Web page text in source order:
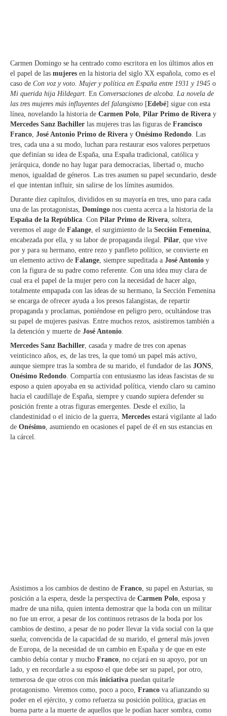
Carmen Domingo se ha centrado como escritora en los últimos años en
el papel de las mujeres en la historia del siglo XX española, como es el
caso de Con voz y voto. Mujer y política en España entre 1931 y 1945 o
Mi querida hija Hildegart. En Conversaciones de alcoba. La novela de
las tres mujeres más influyentes del falangismo [Edebé] sigue con esta
línea, novelando la historia de Carmen Polo, Pilar Primo de Rivera y
Mercedes Sanz Bachiller las mujeres tras las figuras de Francisco
Franco, José Antonio Primo de Rivera y Onésimo Redondo. Las
tres, cada una a su modo, luchan para restaurar esos valores perpetuos
que definían su idea de España, una España tradicional, católica y
jerárquica, donde no hay lugar para democracias, libertad o, mucho
menos, igualdad de géneros. Las tres asumen su papel secundario, desde
el que intentan influir, sin salirse de los límites asumidos.
Durante diez capítulos, divididos en su mayoría en tres, uno para cada
una de las protagonistas, Domingo nos cuenta acerca a la historia de la
España de la República. Con Pilar Primo de Rivera, soltera,
veremos el auge de Falange, el surgimiento de la Sección Femenina,
encabezada por ella, y su labor de propaganda ilegal. Pilar, que vive
por y para su hermano, entre rezo y panfleto político, se convierte en
un elemento activo de Falange, siempre supeditada a José Antonio y
con la figura de su padre como referente. Con una idea muy clara de
cual era el papel de la mujer pero con la necesidad de hacer algo,
totalmente empapada con las ideas de su hermano, la Sección Femenina
se encarga de ofrecer ayuda a los presos falangistas, de repartir
propaganda y proclamas, poniéndose en peligro pero, ocultándose tras
su papel de mujeres pasivas. Entre muchos rezos, asistiremos también a
la detención y muerte de José Antonio.
Mercedes Sanz Bachiller, casada y madre de tres con apenas
veinticinco años, es, de las tres, la que tomó un papel más activo,
aunque siempre tras la sombra de su marido, el fundador de las JONS,
Onésimo Redondo. Compartía con entusiasmo las ideas fascistas de su
esposo a quien apoyaba en su actividad política, viendo claro su camino
hacia el caudillaje de España, siempre y cuando supiera defender su
posición frente a otras figuras emergentes. Desde el exilio, la
clandestinidad o el inicio de la guerra, Mercedes estará vigilante al lado
de Onésimo, asumiendo en ocasiones el papel de él en sus estancias en
la cárcel.
Asistimos a los cambios de destino de Franco, su papel en Asturias, su
posición a la espera, desde la perspectiva de Carmen Polo, esposa y
madre de una niña, quien intenta demostrar que la boda con un militar
no fue un error, a pesar de los continuos retrasos de la boda por los
cambios de destino, a pesar de no poder llevar la vida social con la que
sueña; convencida de la capacidad de su marido, el general más joven
de Europa, de la necesidad de un cambio en España y de que en este
cambio debía contar y mucho Franco, no cejará en su apoyo, por un
lado, y en recordarle a su esposo el que debe ser su papel, por otro,
temerosa de que otros con más iniciativa puedan quitarle
protagonismo. Veremos como, poco a poco, Franco va afianzando su
poder en el ejército, y como refuerza su posición política, gracias en
buena parte a la muerte de aquellos que le podían hacer sombra, como